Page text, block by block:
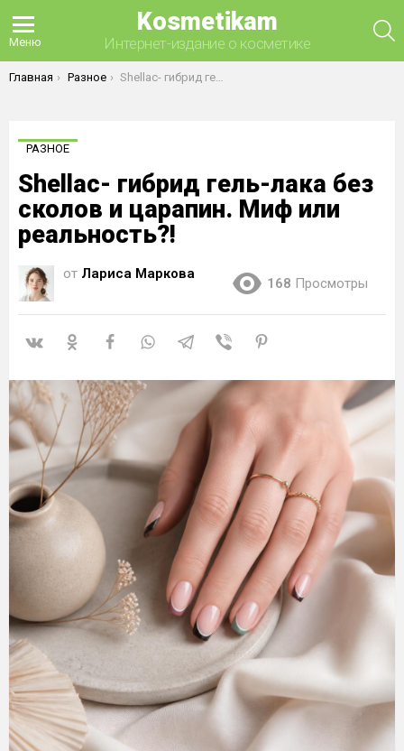
Меню
Kosmetikam
Интернет-издание о косметике
Вы здесь:
Главная Разное Shellac- гибрид гель-лака без сколов и царапин. Миф или реальность?!
РАЗНОЕ
Shellac- гибрид гель-лака без
сколов и царапин. Миф или
реальность?!
от Лариса Маркова
168 Просмотры